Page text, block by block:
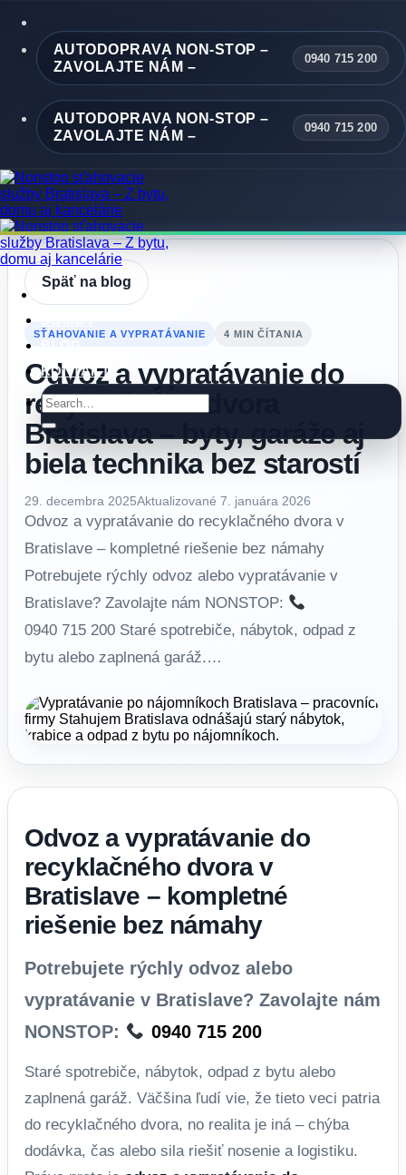
content AUTODOPRAVA NON-STOP –
ZAVOLAJTE NÁM –
0940 715 200
AUTODOPRAVA NON-STOP –
ZAVOLAJTE NÁM –
0940 715 200
KONTAKT
Späť na blog
SŤAHOVANIE A VYPRATÁVANIE 4 MIN ČÍTANIA
Odvoz a vypratávanie do
recyklačného dvora
Bratislava – byty, garáže aj
biela technika bez starostí
29. decembra 2025Aktualizované 7. januára 2026
Odvoz a vypratávanie do recyklačného dvora v
Bratislave – kompletné riešenie bez námahy
Potrebujete rýchly odvoz alebo vypratávanie v
Bratislave? Zavolajte nám NONSTOP:
0940 715 200 Staré spotrebiče, nábytok, odpad z
bytu alebo zaplnená garáž.…
Odvoz a vypratávanie do
recyklačného dvora v
Bratislave – kompletné
riešenie bez námahy
Potrebujete rýchly odvoz alebo
vypratávanie v Bratislave? Zavolajte nám
NONSTOP:
0940 715 200
Staré spotrebiče, nábytok, odpad z bytu alebo
zaplnená garáž. Väčšina ľudí vie, že tieto veci patria
do recyklačného dvora, no realita je iná – chýba
dodávka, čas alebo sila riešiť nosenie a logistiku.